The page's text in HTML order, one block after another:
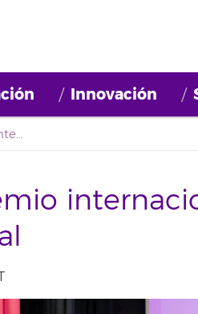
Innovación
Ingenia gana un premio internacional al mejor proyecto social